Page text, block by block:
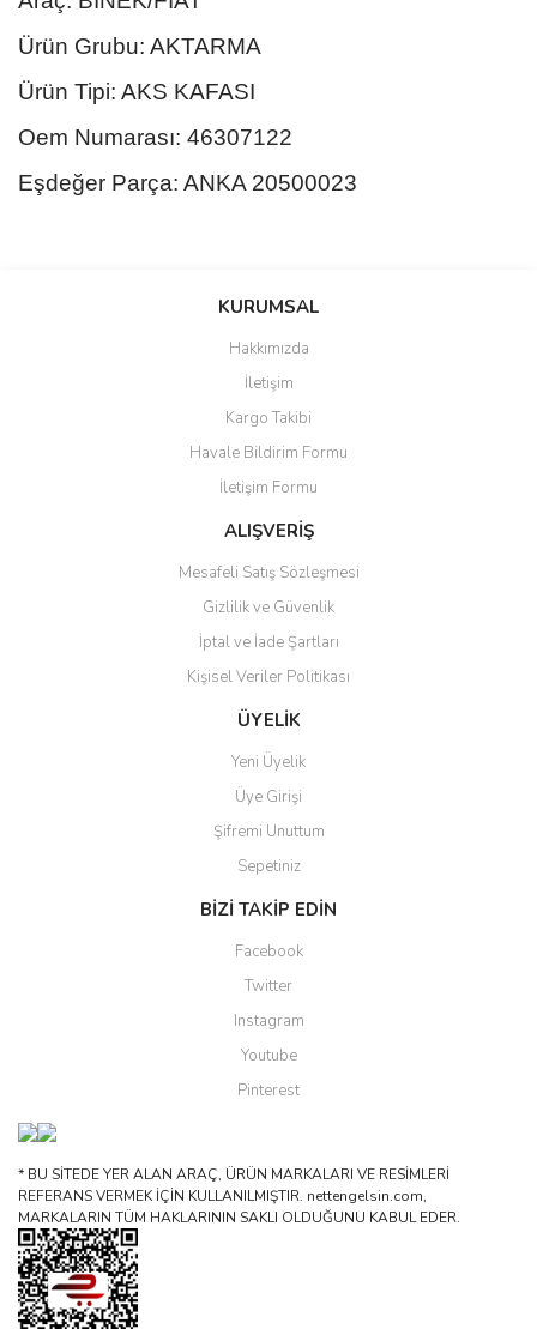
Ürün Grubu: AKTARMA
Ürün Tipi: AKS KAFASI
Oem Numarası: 46307122
Eşdeğer Parça: ANKA 20500023
Bu ürüne ilk yorumu siz yapın!
Yorum Yaz
Ürün resmi kalitesiz, bozuk veya görüntülenemiyor.
Ürün açıklamasında eksik bilgiler bulunuyor.
Ürün bilgilerinde hatalar bulunuyor.
Ürün fiyatı diğer sitelerden daha pahalı.
Bu ürüne benzer farklı alternatifler olmalı.
Gönder
KURUMSAL
Hakkımızda
İletişim
Kargo Takibi
Havale Bildirim Formu
İletişim Formu
ALIŞVERİŞ
Mesafeli Satış Sözleşmesi
Gizlilik ve Güvenlik
İptal ve İade Şartları
Kişisel Veriler Politikası
ÜYELİK
Yeni Üyelik
Üye Girişi
Şifremi Unuttum
Sepetiniz
BİZİ TAKİP EDİN
Facebook
Twitter
Instagram
Youtube
Pinterest
* BU SİTEDE YER ALAN ARAÇ, ÜRÜN MARKALARI VE RESİMLERİ
REFERANS VERMEK İÇİN KULLANILMIŞTIR. nettengelsin.com,
MARKALARIN TÜM HAKLARININ SAKLI OLDUĞUNU KABUL EDER.